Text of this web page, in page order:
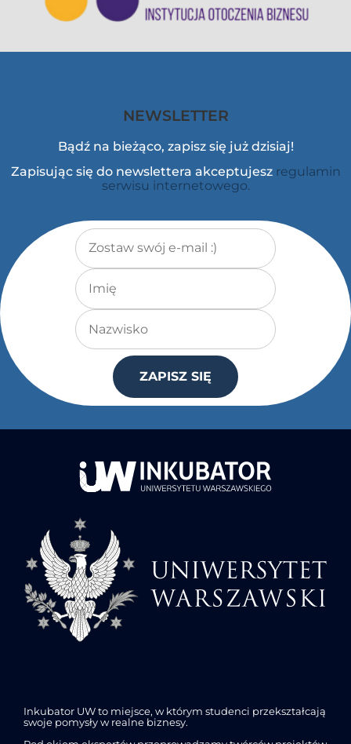
NEWSLETTER
Bądź na bieżąco, zapisz się już dzisiaj!
Zapisując się do newslettera akceptujesz regulamin
serwisu internetowego.
Adres e-mail*
Imię
Nazwisko
ZAPISZ SIĘ
Inkubator UW to miejsce, w którym studenci przekształcają
swoje pomysły w realne biznesy.